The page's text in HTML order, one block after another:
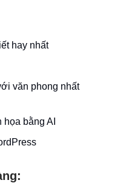
hay nhất
văn phong nhất
bằng AI